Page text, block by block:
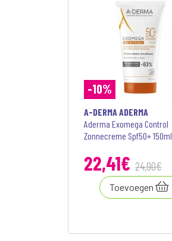
-10%
A-DERMA ADERMA
Aderma Exomega Control
Zonnecreme Spf50+ 150ml
22,41€ 24,90€
Toevoegen